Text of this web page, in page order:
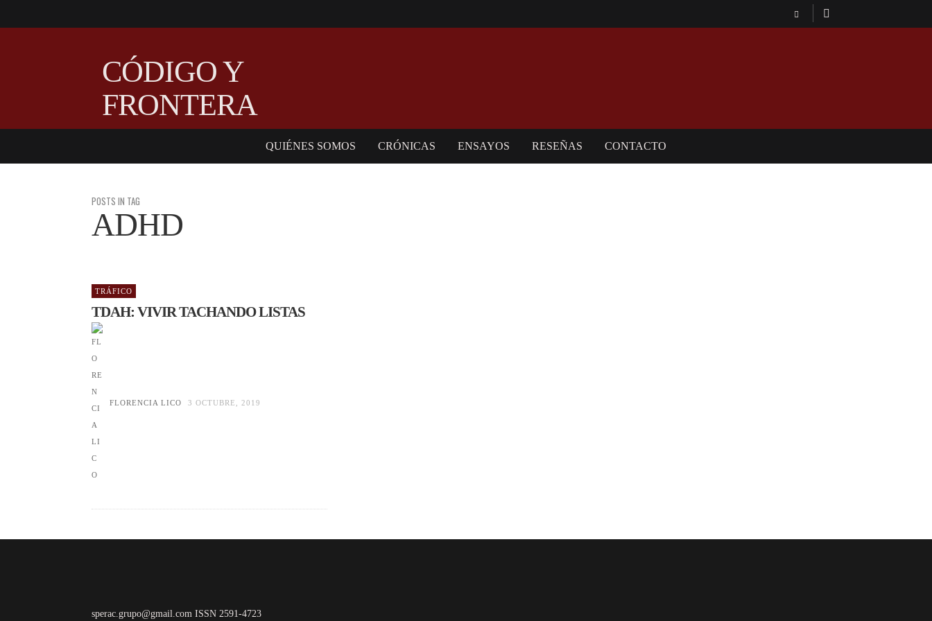
CÓDIGO Y
FRONTERA
QUIÉNES SOMOS CRÓNICAS ENSAYOS RESEÑAS CONTACTO
POSTS IN TAG
ADHD
TRÁFICO
TDAH: VIVIR TACHANDO LISTAS
FLORENCIA LICO 3 OCTUBRE, 2019
sperac.grupo@gmail.com ISSN 2591-4723